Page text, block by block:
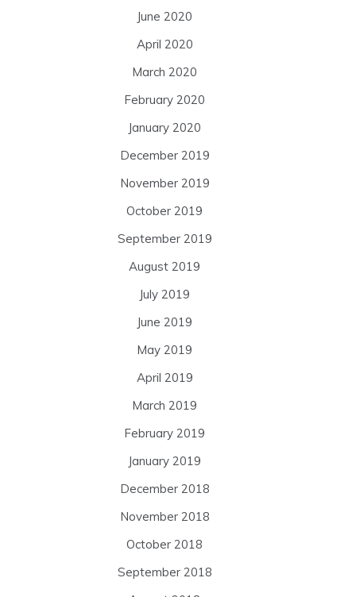
June 2020
April 2020
March 2020
February 2020
January 2020
December 2019
November 2019
October 2019
September 2019
August 2019
July 2019
June 2019
May 2019
April 2019
March 2019
February 2019
January 2019
December 2018
November 2018
October 2018
September 2018